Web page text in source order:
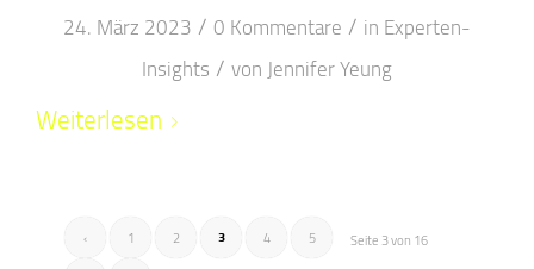
24. März 2023 / 0 Kommentare / in Experten-
Insights / von Jennifer Yeung
Weiterlesen
Seite 3 von 16
‹ 1 2 3 4 5